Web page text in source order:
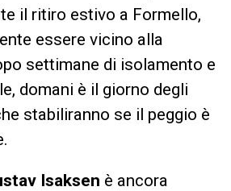
il ritiro estivo a Formello,
essere vicino alla
settimane di isolamento e
domani è il giorno degli
stabiliranno se il peggio è
Isaksen è ancora